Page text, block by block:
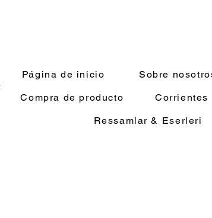
Página de inicio Sobre
Compra de producto Corrientes
Ressamlar & Eserleri